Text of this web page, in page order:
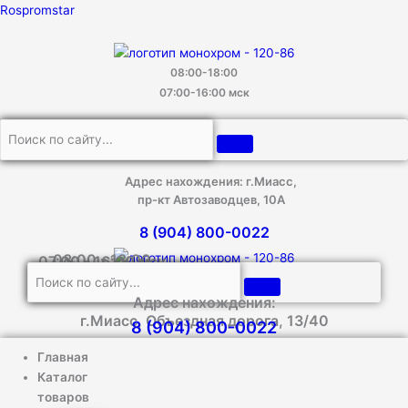
Перейти
Rospromstar
08:00-18:00
07:00-16:00 мск
Адрес нахождения: г.Миасс,
пр-кт Автозаводцев, 10А
8 (904) 800-0022
08:00 - 18:00
07:00 - 16:00 мск
Адрес нахождения:
г.Миасс, Объездная дорога, 13/40
8 (904) 800-0022
Главная
Каталог
товаров
Количество
Прокрутка